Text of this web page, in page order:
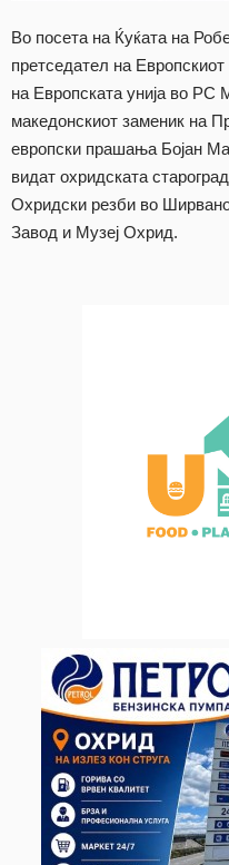
Во посета на Ќуќата на
претседател на
на Европската унија во РС
македонскиот заменик на
европски прашања Бојан
видат охридската
Охридски резби во
Завод и Музеј Охрид.